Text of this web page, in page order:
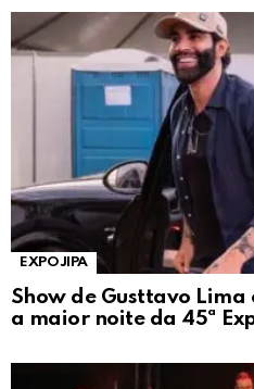
EXPOJIPA
Show de Gusttavo
a maior noite da 45ª